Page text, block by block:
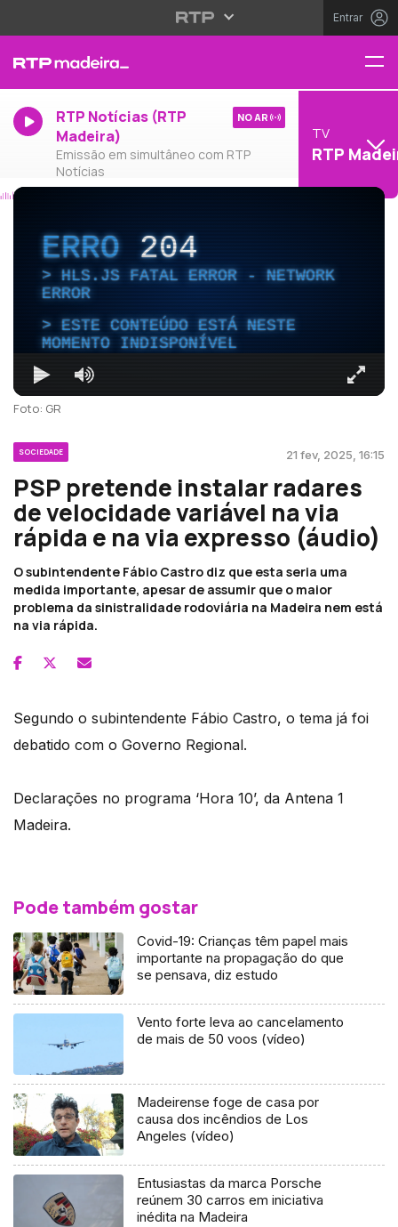
Entrar
RTP Notícias (RTP
Madeira)
Emissão em simultâneo com RTP
Notícias
NO AR
TV
RTP
ERRO204
HLS.JS FATAL ERROR - NETWORK
ERROR
ESTE CONTEÚDO ESTÁ NESTE
MOMENTO INDISPONÍVEL
Foto: GR
SOCIEDADE 21 fev, 2025, 16:15
PSP pretende instalar radares
de velocidade variável na via
rápida e na via expresso (áudio)
O subintendente Fábio Castro diz que esta seria uma
medida importante, apesar de assumir que o maior
problema da sinistralidade rodoviária na Madeira nem está
na via rápida.
Segundo o subintendente Fábio Castro, o tema já foi
debatido com o Governo Regional.
Declarações no programa ‘Hora 10’, da Antena 1
Madeira.
Pode também gostar
Covid-19: Crianças têm papel mais
importante na propagação do que
se pensava, diz estudo
Vento forte leva ao cancelamento
de mais de 50 voos (vídeo)
Madeirense foge de casa por
causa dos incêndios de Los
Angeles (vídeo)
Entusiastas da marca Porsche
reúnem 30 carros em iniciativa
inédita na Madeira